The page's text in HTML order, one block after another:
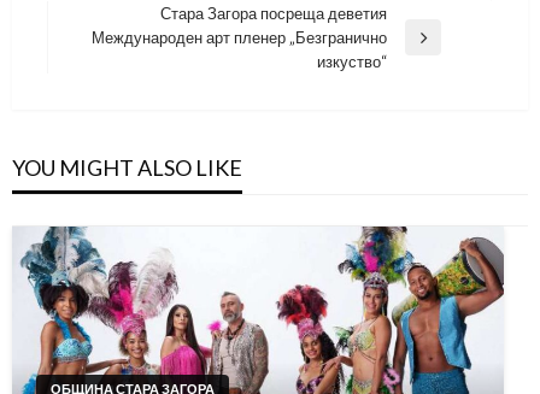
Next
Стара Загора посреща деветия
Международен арт пленер „Безгранично
изкуство“
YOU MIGHT ALSO LIKE
ОБЩИНА СТАРА ЗАГОРА